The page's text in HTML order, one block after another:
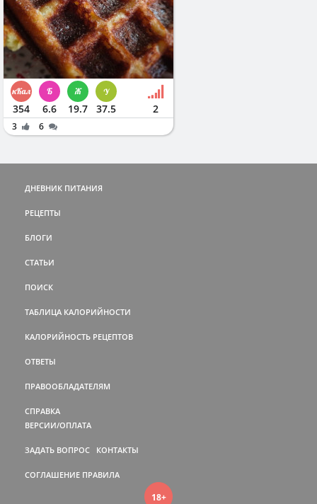
354 6.6 19.7 37.5 2
3 6
ДНЕВНИК ПИТАНИЯ
РЕЦЕПТЫ
БЛОГИ
СТАТЬИ
ПОИСК
ТАБЛИЦА КАЛОРИЙНОСТИ
КАЛОРИЙНОСТЬ РЕЦЕПТОВ
ОТВЕТЫ
ПРАВООБЛАДАТЕЛЯМ
СПРАВКА
ВЕРСИИ/ОПЛАТА
ЗАДАТЬ ВОПРОС КОНТАКТЫ
СОГЛАШЕНИЕ ПРАВИЛА
18+